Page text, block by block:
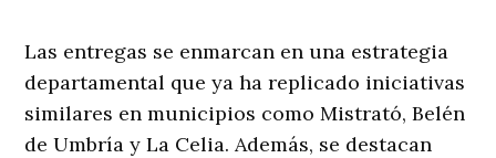
Las entregas se enmarcan en una estrategia
departamental que ya ha replicado iniciativas
similares en municipios como Mistrató, Belén
de Umbría y La Celia. Además, se destacan